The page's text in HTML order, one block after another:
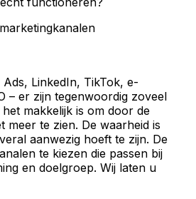
LinkedIn, TikTok, e-
– er zijn tegenwoordig zoveel
makkelijk is om door de
meer te zien. De waarheid is
aanwezig hoeft te zijn. De
te kiezen die passen bij
en doelgroep. Wij laten u